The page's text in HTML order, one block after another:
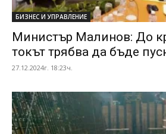
БИЗНЕС И УПРАВЛЕНИЕ
Министър Малинов: До
токът трябва да бъде
27.12.2024г. 18:23ч.